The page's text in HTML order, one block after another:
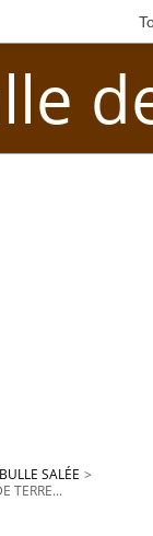
BULLE SALÉE >
TERRE...